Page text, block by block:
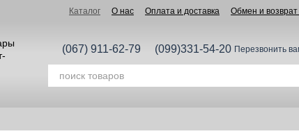
Каталог О нас Оплата и доставка Обмен и возврат
(067) 911-62-79 (099)331-54-20 Перезвонить